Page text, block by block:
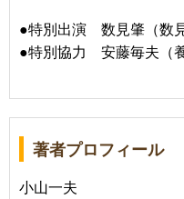
●特別出演 数見肇（数
●特別協力 安藤毎夫（
著者プロフィール
小山一夫